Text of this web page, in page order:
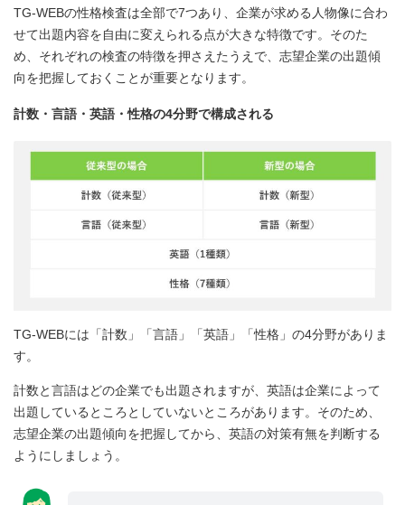
TG-WEBの性格検査は全部で7つあり、企業が求める人物像に合わ
せて出題内容を自由に変えられる点が大きな特徴です。そのた
め、それぞれの検査の特徴を押さえたうえで、志望企業の出題傾
向を把握しておくことが重要となります。
計数・言語・英語・性格の4分野で構成される
TG-WEBには「計数」「言語」「英語」「性格」の4分野がありま
す。
計数と言語はどの企業でも出題されますが、英語は企業によって
出題しているところとしていないところがあります。そのため、
志望企業の出題傾向を把握してから、英語の対策有無を判断する
ようにしましょう。